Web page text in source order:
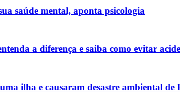
saúde mental, aponta psicologia
a diferença e saiba como evitar
ilha e causaram desastre ambiental de